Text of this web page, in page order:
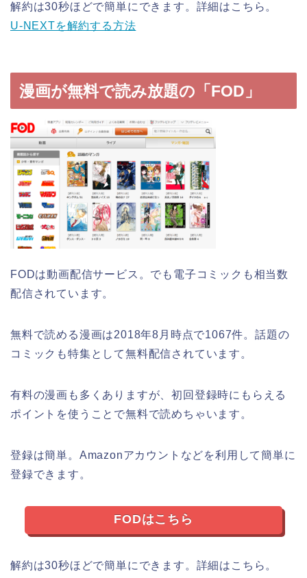
解約は30秒ほどで簡単にできます。詳細はこちら。
U-NEXTを解約する方法
漫画が無料で読み放題の「FOD」
FODは動画配信サービス。でも電子コミックも相当数
配信されています。
無料で読める漫画は2018年8月時点で1067件。話題の
コミックも特集として無料配信されています。
有料の漫画も多くありますが、初回登録時にもらえる
ポイントを使うことで無料で読めちゃいます。
登録は簡単。Amazonアカウントなどを利用して簡単に
登録できます。
FODはこちら
解約は30秒ほどで簡単にできます。詳細はこちら。